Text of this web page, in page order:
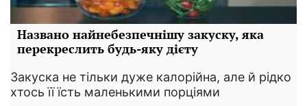
Названо найнебезпечнішу закуску, яка
перекреслить будь-яку дієту
Закуска не тільки дуже калорійна, але й рідко
хтось її їсть маленькими порціями